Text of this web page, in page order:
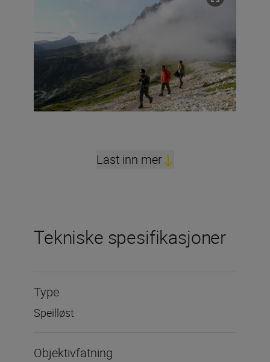
Last inn mer
Tekniske spesifikasjoner
Type
Speilløst
Objektivfatning